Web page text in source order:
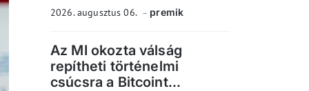
2026. augusztus 06. premik
Az MI okozta válság
repítheti történelmi
csúcsra a Bitcoint...